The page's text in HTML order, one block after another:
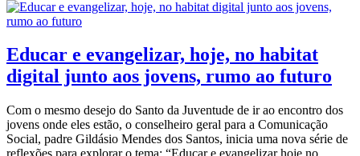
Educar e evangelizar, hoje, no habitat
digital junto aos jovens, rumo ao futuro
Com o mesmo desejo do Santo da Juventude de ir ao encontro dos
jovens onde eles estão, o conselheiro geral para a Comunicação
Social, padre Gildásio Mendes dos Santos, inicia uma nova série de